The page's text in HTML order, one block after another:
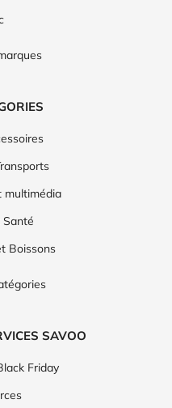
multimédia
Boissons
SAVOO
Friday